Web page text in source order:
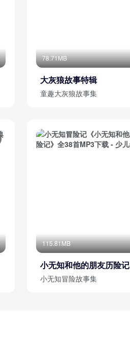
78.71MB
大灰狼故事特辑
童趣大灰狼故事集
115.81MB
小无知和他的朋友历险记
小无知冒险故事集